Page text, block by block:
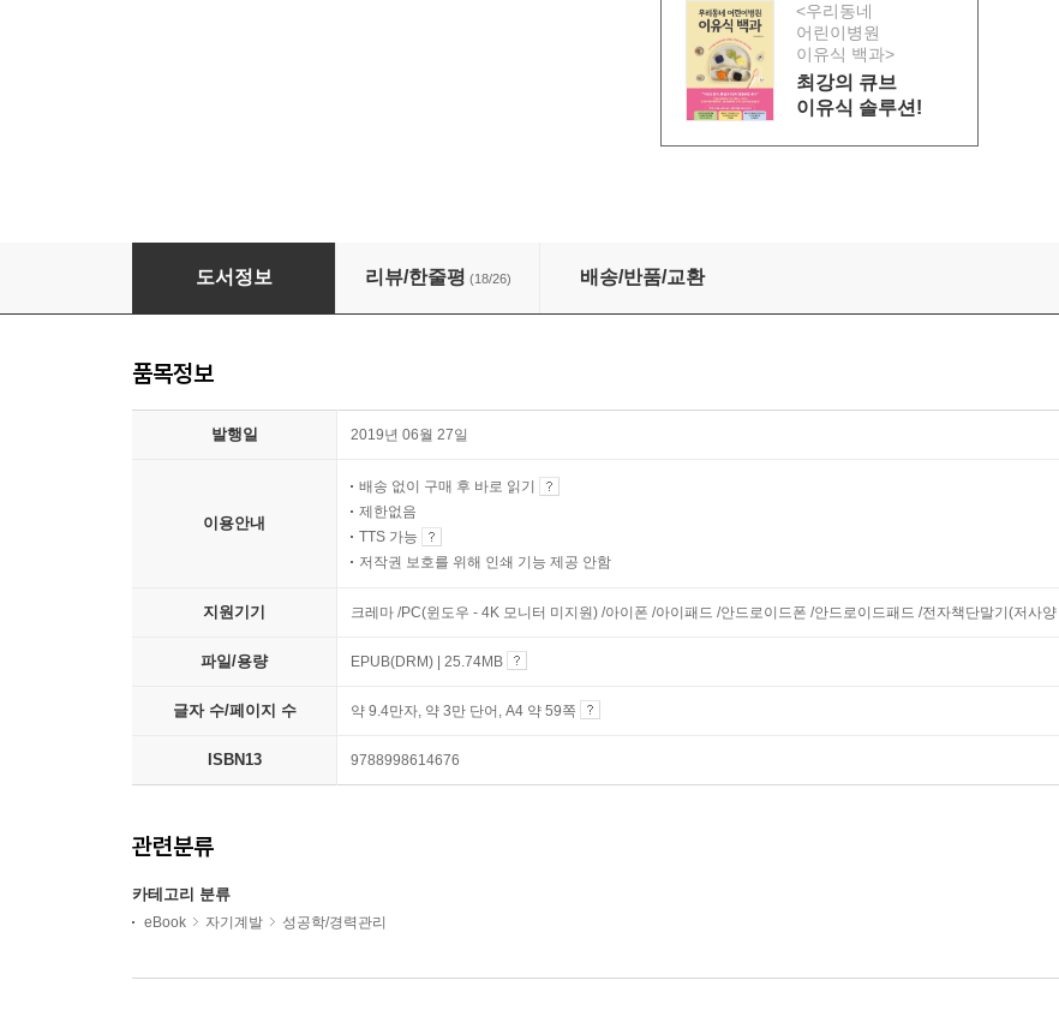
<우리동네
어린이병원
이유식 백과>
최강의 큐브
이유식 솔루션!
일단, 오늘 1시간만 공부해봅시다
도서정보 리뷰/한줄평 (18/26) 배송/반품/교환
품목정보
발행일 2019년 06월 27일
이용안내
배송 없이 구매 후 바로 읽기
제한없음
TTS 가능
저작권 보호를 위해 인쇄 기능 제공 안함
지원기기 크레마 /PC(윈도우 - 4K 모니터 미지원) /아이폰 /아이패드 /안드로이드폰 /안드로이드패드 /전자책단말기(저사
파일/용량 EPUB(DRM) | 25.74MB
글자 수/페이지 수 약 9.4만자, 약 3만 단어, A4 약 59쪽
ISBN13 9788998614676
관련분류
카테고리 분류
eBook 자기계발 성공학/경력관리